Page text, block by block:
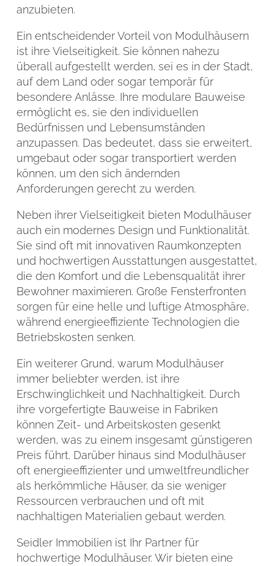
anzubieten.
Ein entscheidender Vorteil von Modulhäusern
ist ihre Vielseitigkeit. Sie können nahezu
überall aufgestellt werden, sei es in der Stadt,
auf dem Land oder sogar temporär für
besondere Anlässe. Ihre modulare Bauweise
ermöglicht es, sie den individuellen
Bedürfnissen und Lebensumständen
anzupassen. Das bedeutet, dass sie erweitert,
umgebaut oder sogar transportiert werden
können, um den sich ändernden
Anforderungen gerecht zu werden.
Neben ihrer Vielseitigkeit bieten Modulhäuser
auch ein modernes Design und Funktionalität.
Sie sind oft mit innovativen Raumkonzepten
und hochwertigen Ausstattungen ausgestattet,
die den Komfort und die Lebensqualität ihrer
Bewohner maximieren. Große Fensterfronten
sorgen für eine helle und luftige Atmosphäre,
während energieeffiziente Technologien die
Betriebskosten senken.
Ein weiterer Grund, warum Modulhäuser
immer beliebter werden, ist ihre
Erschwinglichkeit und Nachhaltigkeit. Durch
ihre vorgefertigte Bauweise in Fabriken
können Zeit- und Arbeitskosten gesenkt
werden, was zu einem insgesamt günstigeren
Preis führt. Darüber hinaus sind Modulhäuser
oft energieeffizienter und umweltfreundlicher
als herkömmliche Häuser, da sie weniger
Ressourcen verbrauchen und oft mit
nachhaltigen Materialien gebaut werden.
Seidler Immobilien ist Ihr Partner für
hochwertige Modulhäuser. Wir bieten eine